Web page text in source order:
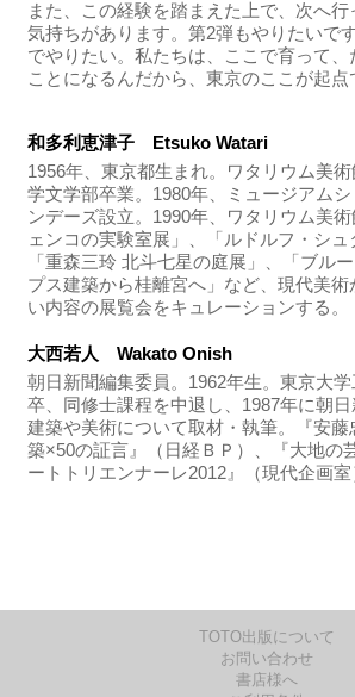
また、この経験を踏まえた上で、次へ行
気持ちがあります。第2弾もやりたいで
でやりたい。私たちは、ここで育って、
ことになるんだから、東京のここが起点
和多利恵津子 Etsuko Watari
1956年、東京都生まれ。ワタリウム美
学文学部卒業。1980年、ミュージアム
ンデーズ設立。1990年、ワタリウム美
ェンコの実験室展」、「ルドルフ・シュ
「重森三玲 北斗七星の庭展」、「ブル
プス建築から桂離宮へ」など、現代美
い内容の展覧会をキュレーションする。
大西若人 Wakato Onish
朝日新聞編集委員。1962年生。東京大
卒、同修士課程を中退し、1987年に朝
建築や美術について取材・執筆。『安藤
築×50の証言』（日経ＢＰ）、『大地
ートトリエンナーレ2012』（現代企画室
TOTO出版について
お問い合わせ
書店様へ